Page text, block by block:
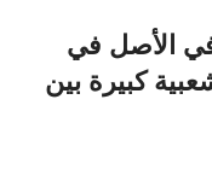
في الأصل في
بشعبية كبيرة بين